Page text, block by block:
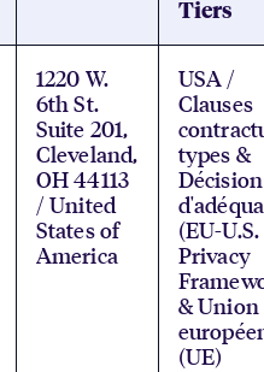
Tiers
1220 W.
6th St.
Suite 201,
Cleveland,
OH 44113
/ United
States of
America
USA /
Clauses
types &
Décision
(EU-
Privacy
& Union
(UE)